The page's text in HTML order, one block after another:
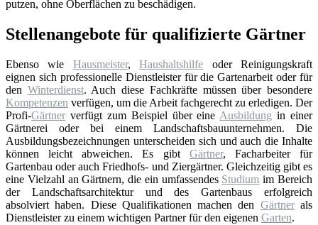
putzen, ohne Oberflächen zu beschädigen.
Stellenangebote für qualifizierte Gärtner
Ebenso wie Hausmeister,Haushaltshilfe oder Reinigungskraft
eignen sich professionelle Dienstleister für die Gartenarbeit oder für
den Winterdienst. Auch diese Fachkräfte müssen über besondere
Kompetenzen verfügen, um die Arbeit fachgerecht zu erledigen. Der
Profi-Gärtner verfügt zum Beispiel über eine Ausbildung in einer
Gärtnerei oder bei einem Landschaftsbauunternehmen. Die
Ausbildungsbezeichnungen unterscheiden sich und auch die Inhalte
können leicht abweichen. Es gibt Gärtner, Facharbeiter für
Gartenbau oder auch Friedhofs- und Ziergärtner. Gleichzeitig gibt es
eine Vielzahl an Gärtnern, die ein umfassendes Studium im Bereich
der Landschaftsarchitektur und des Gartenbaus erfolgreich
absolviert haben. Diese Qualifikationen machen den Gärtnerals
Dienstleister zu einem wichtigen Partner für den eigenen Garten.